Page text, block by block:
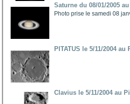
Saturne du 08/01/2005
Photo prise le samedi 08
PITATUS le 5/11/2004 au
Clavius le 5/11/2004 au